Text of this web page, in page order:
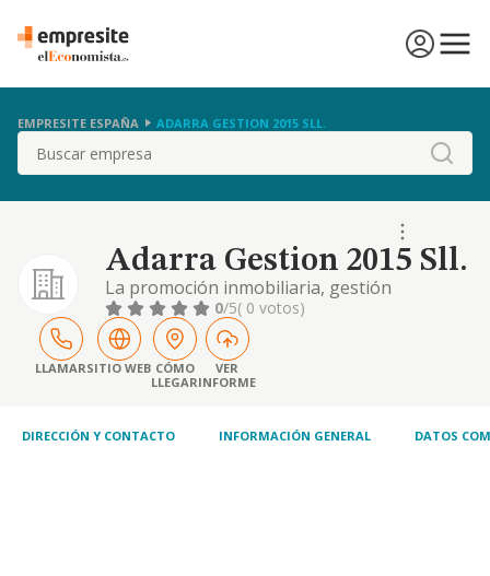
EMPRESITE ESPAÑA ADARRA GESTION 2015 SLL.
Buscar
Adarra Gestion 2015 Sll.
La promoción inmobiliaria, gestión
comercial e intermediación inmobiliaria,
compraventa e intermediación de toda clase
de fincas rústicas y urbanas, la promoción y
construcción sobre las mismas de toda clase
de edificaciones, su rehabilitación, venta o
de
0/5( 0 votos)
LLAMARSITIO WEB CÓMO
LLEGAR
VER
INFORME
DIRECCIÓN Y CONTACTO INFORMACIÓN GENERAL DATOS